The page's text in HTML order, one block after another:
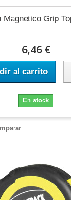
Magnetico Grip
6,46 €
al carrito
En stock